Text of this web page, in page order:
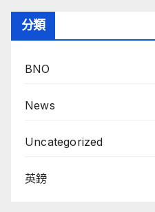
分類
BNO
News
Uncategorized
英鎊